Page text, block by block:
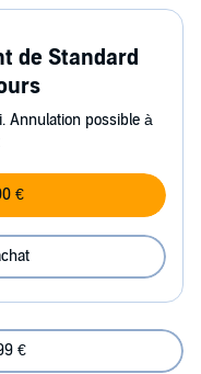
de Standard
Annulation possible à
€
€